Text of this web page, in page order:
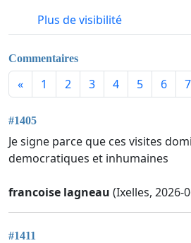
Plus de visibilité
Commentaires
« 1 2 3 4 5 6 7
#1405
Je signe parce que ces visites
democratiques et inhumaines
francoise lagneau (Ixelles, 2026-
#1411